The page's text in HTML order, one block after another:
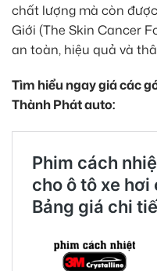
chất lượng mà còn
Giới (The Skin Cancer
an toàn, hiệu quả và
Tìm hiểu ngay giá các
Thành Phát auto: